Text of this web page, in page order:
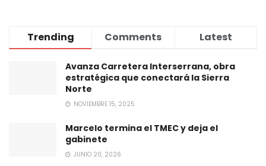
Trending Comments Latest
Avanza Carretera Interserrana, obra
estratégica que conectará la Sierra
Norte
NOVIEMBRE 15, 2025
Marcelo termina el TMEC y deja el
gabinete
JUNIO 20, 2026